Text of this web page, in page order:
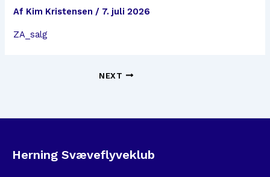
Af Kim Kristensen / 7. juli 2026
ZA_salg
NEXT
Herning Svæveflyveklub